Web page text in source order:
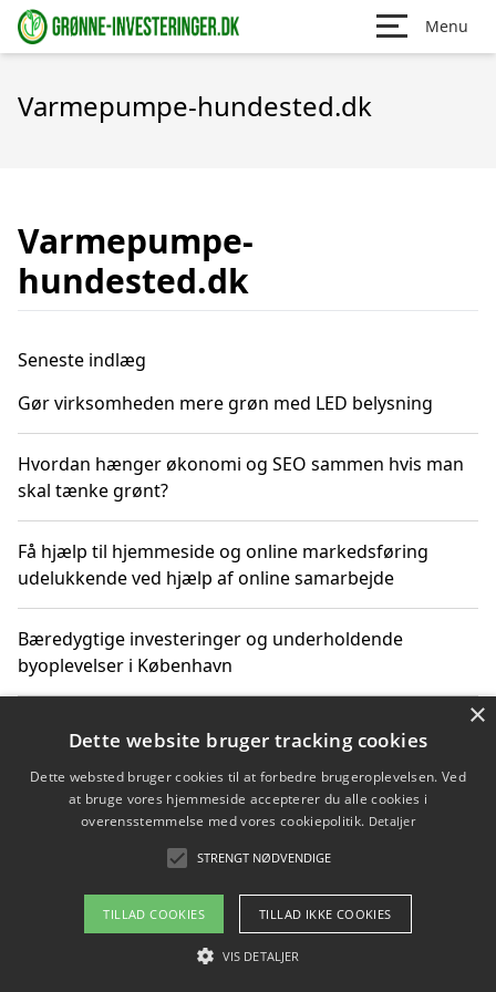
Menu
Varmepumpe-hundested.dk
Varmepumpe-
hundested.dk
Seneste indlæg
Gør virksomheden mere grøn med LED belysning
Hvordan hænger økonomi og SEO sammen hvis man
skal tænke grønt?
Få hjælp til hjemmeside og online markedsføring
udelukkende ved hjælp af online samarbejde
Bæredygtige investeringer og underholdende
byoplevelser i København
grønne investeringer
Copyright 2026 - Pilanto Aps
×
Dette website bruger tracking cookies
Dette websted bruger cookies til at forbedre brugeroplevelsen. Ved
at bruge vores hjemmeside accepterer du alle cookies i
overensstemmelse med vores cookiepolitik. Detaljer
STRENGT NØDVENDIGE
TILLAD COOKIES TILLAD IKKE COOKIES
VIS DETALJER